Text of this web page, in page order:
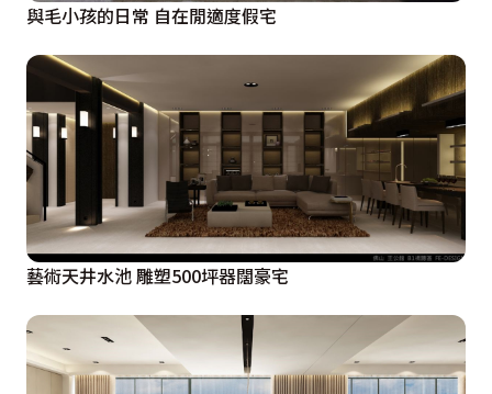
與毛小孩的日常 自在閒適度假宅
藝術天井水池 雕塑500坪器闊豪宅